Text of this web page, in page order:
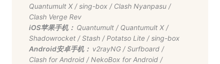
Quantumult X/sing-box/ Clash Nyanpasu/
Clash Verge Rev
iOS苹果手机： Quantumult/ Quantumult X/
Shadowrocket/Stash/ Potatso Lite/sing-box
Android安卓手机： v2rayNG/Surfboard/
Clash for Android/ NekoBox for Android/